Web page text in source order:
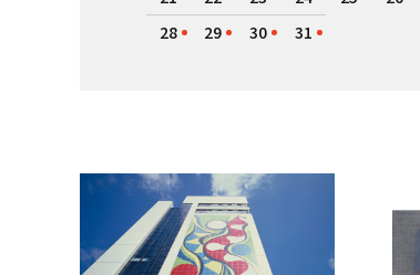
28
29 30 31